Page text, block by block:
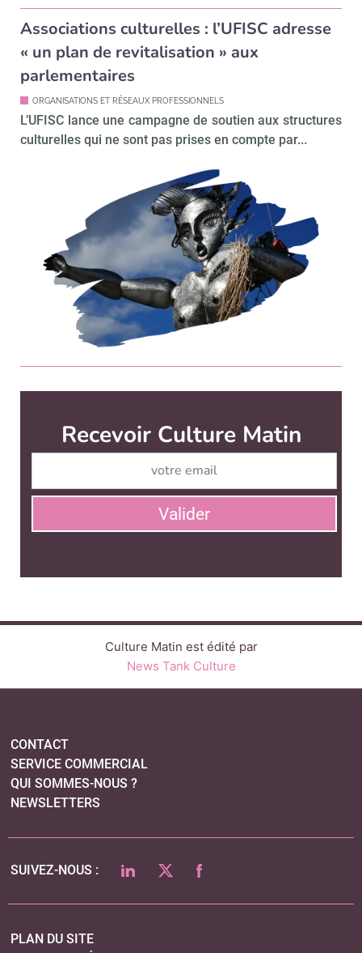
Associations culturelles : l’UFISC adresse
« un plan de revitalisation » aux
parlementaires
ORGANISATIONS ET RÉSEAUX PROFESSIONNELS
L’UFISC lance une campagne de soutien aux structures
culturelles qui ne sont pas prises en compte par...
Culture Matin est édité par
News Tank Culture
QUI SOMMES-NOUS ?
LINKEDINTWITTERFACEBOOK
PLAN DU SITE
MENTIONS LÉGALES
POLITIQUE DE CONFIDENTIALITÉ
COOKIES